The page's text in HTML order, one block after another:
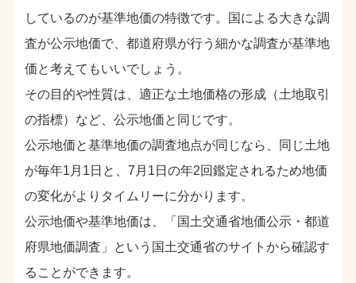
しているのが基準地価の特徴です。国による大きな調
査が公示地価で、都道府県が行う細かな調査が基準地
価と考えてもいいでしょう。
その目的や性質は、適正な土地価格の形成（土地取引
の指標）など、公示地価と同じです。
公示地価と基準地価の調査地点が同じなら、同じ土地
が毎年1月1日と、7月1日の年2回鑑定されるため地価
の変化がよりタイムリーに分かります。
公示地価や基準地価は、「国土交通省地価公示・都道
府県地価調査」という国土交通省のサイトから確認す
ることができます。